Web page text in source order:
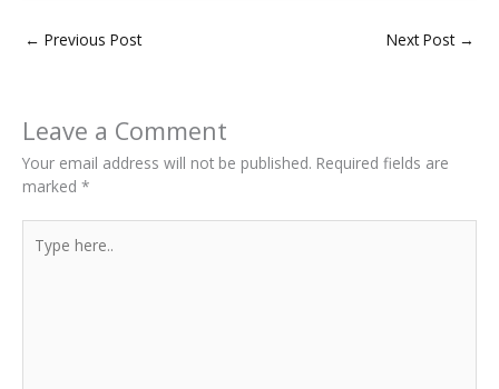
← Previous Post Next Post →
Leave a Comment
Your email address will not be published. Required fields are
marked *
here..